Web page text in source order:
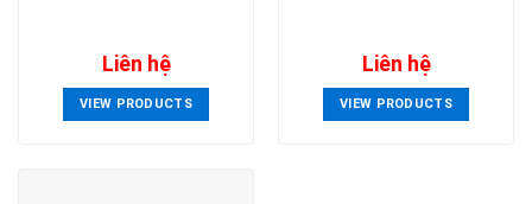
Liên hệ
VIEW PRODUCTS
Liên hệ
VIEW PRODUCTS